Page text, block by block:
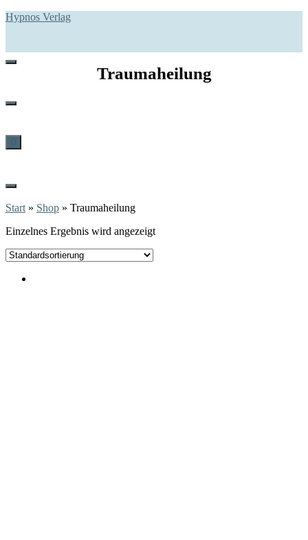
Hypnos Verlag
Traumaheilung
Start » Shop » Traumaheilung
Einzelnes Ergebnis wird angezeigt